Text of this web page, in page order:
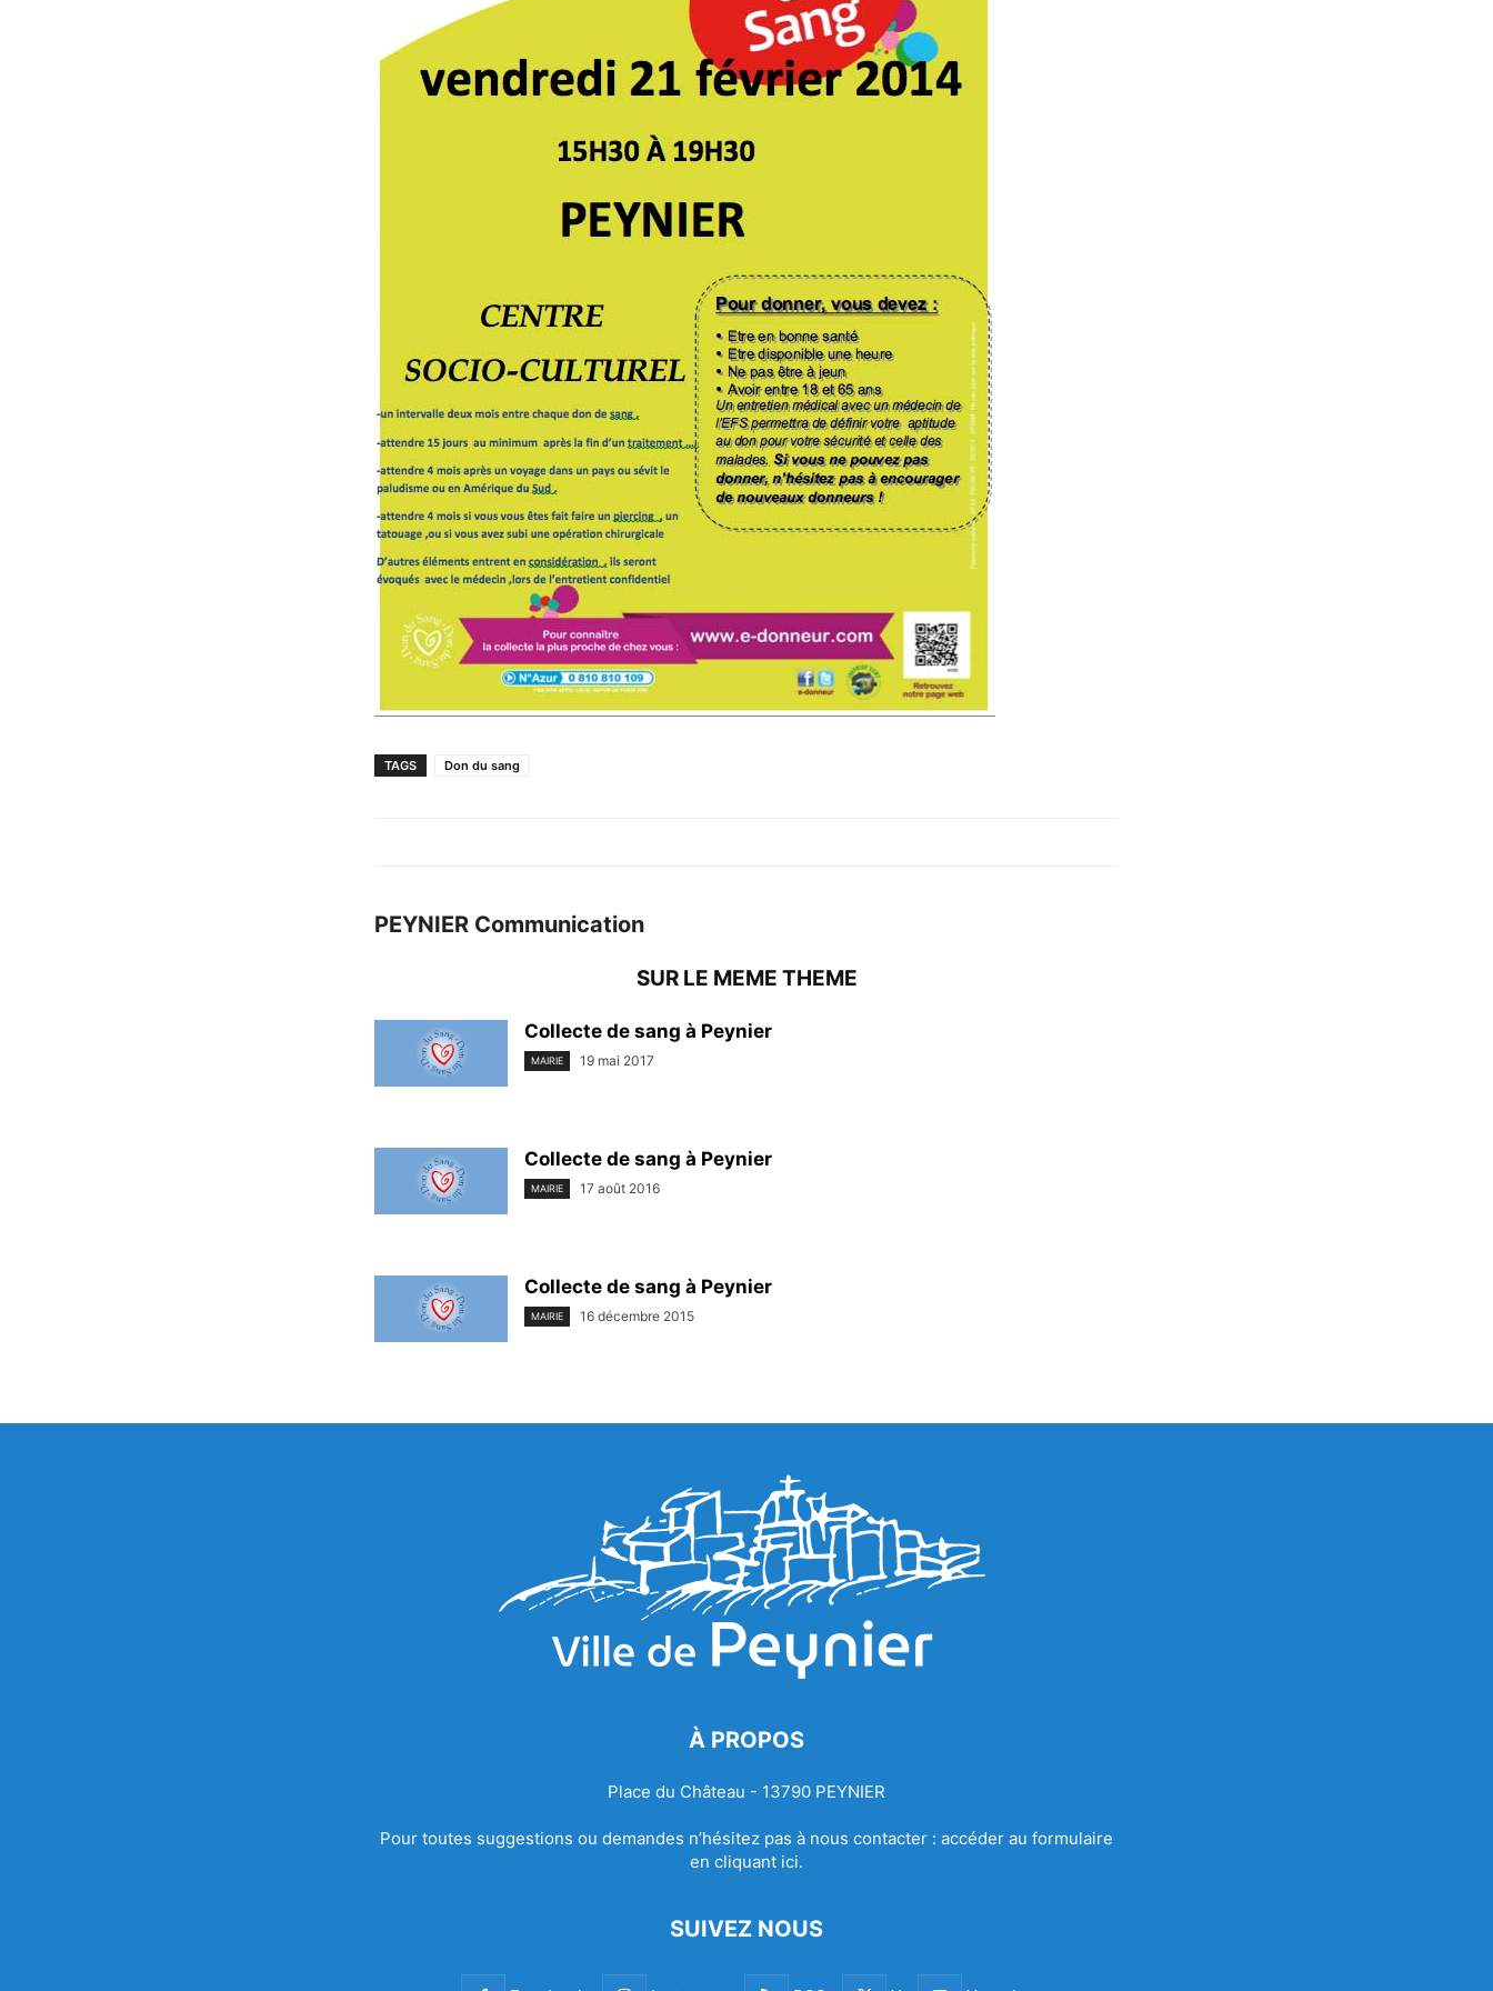
TAGS Don du sang
PEYNIER Communication
SUR LE MEME THEME
Collecte de sang à Peynier
MAIRIE 19 mai 2017
Collecte de sang à Peynier
MAIRIE 17 août 2016
Collecte de sang à Peynier
MAIRIE 16 décembre 2015
À PROPOS
Place du Château - 13790 PEYNIER
Pour toutes suggestions ou demandes n’hésitez pas à nous contacter : accéder au formulaire
en cliquant ici.
SUIVEZ NOUS